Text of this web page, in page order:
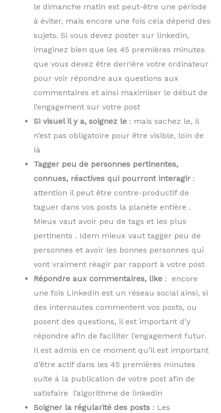
le dimanche matin est peut-être une période
à éviter, mais encore une fois cela dépend des
sujets. Si vous devez poster sur linkedin,
imaginez bien que les 45 premières minutes
que vous devez être derrière votre ordinateur
pour voir répondre aux questions aux
commentaires et ainsi maximiser le début de
l’engagement sur votre post
Si visuel il y a, soignez le : mais sachez le, il
n’est pas obligatoire pour être visible, loin de
là
Tagger peu de personnes pertinentes,
connues, réactives qui pourront interagir :
attention il peut être contre-productif de
taguer dans vos posts la planète entière .
Mieux vaut avoir peu de tags et les plus
pertinents . Idem mieux vaut tagger peu de
personnes et avoir les bonnes personnes qui
vont vraiment réagir par rapport à votre post
Répondre aux commentaires, like : encore
une fois Linkedin est un réseau social ainsi, si
des internautes commentent vos posts, ou
posent des questions, il est important d’y
répondre afin de faciliter l’engagement futur.
Il est admis en ce moment qu’il est important
d’être actif dans les 45 premières minutes
suite à la publication de votre post afin de
satisfaire l’algorithme de linkedin
Soigner la régularité des posts : Les